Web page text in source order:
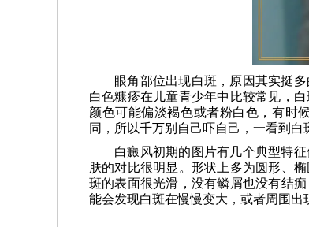
眼角部位出现白斑，原因其实挺
白色糠疹在儿童青少年中比较常见，
颜色可能偏淡褐色或者粉白色，有时
同，所以千万别自己吓自己，一看到白
白癜风初期的图片有几个典型特
肤的对比很明显。形状上多为圆形、
斑的表面很光滑，没有鳞屑也没有结
能会发现白斑在慢慢变大，或者周围出